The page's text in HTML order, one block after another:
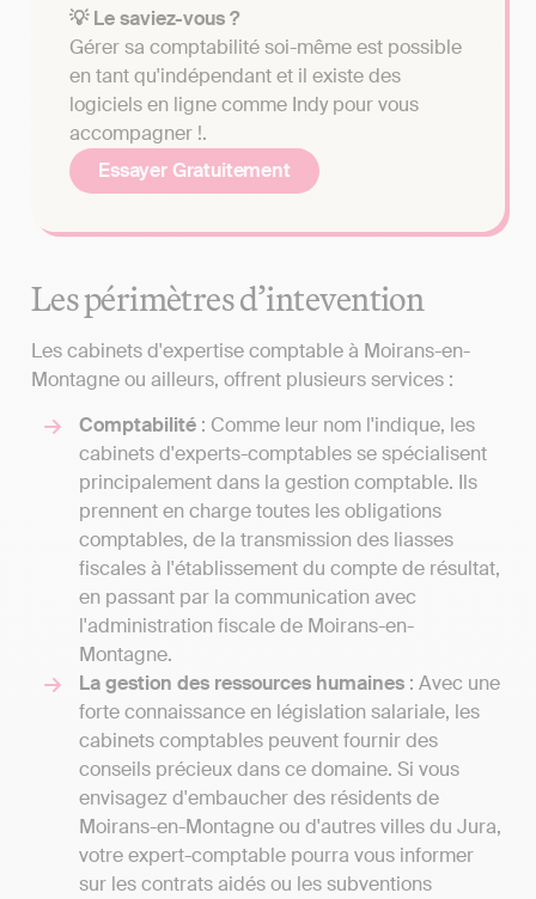
💡 Le saviez-vous ?
Gérer sa comptabilité soi-même est possible
en tant qu'indépendant et il existe des
logiciels en ligne comme Indy pour vous
accompagner !.
Essayer Gratuitement
Les périmètres d’intevention
Les cabinets d'expertise comptable à Moirans-en-
Montagne ou ailleurs, offrent plusieurs services :
Comptabilité : Comme leur nom l'indique, les
cabinets d'experts-comptables se spécialisent
principalement dans la gestion comptable. Ils
prennent en charge toutes les obligations
comptables, de la transmission des liasses
fiscales à l'établissement du compte de résultat,
en passant par la communication avec
l'administration fiscale de Moirans-en-
Montagne.
La gestion des ressources humaines : Avec une
forte connaissance en législation salariale, les
cabinets comptables peuvent fournir des
conseils précieux dans ce domaine. Si vous
envisagez d'embaucher des résidents de
Moirans-en-Montagne ou d'autres villes du Jura,
votre expert-comptable pourra vous informer
sur les contrats aidés ou les subventions